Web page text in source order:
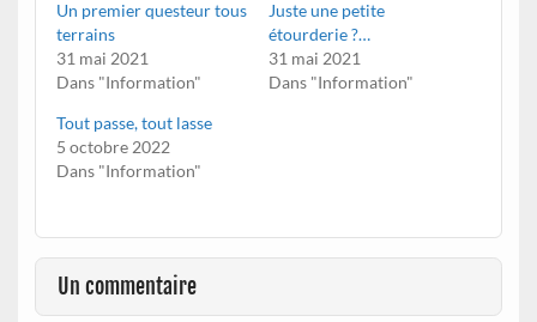
Un premier questeur tous
terrains
31 mai 2021
Dans "Information"
Juste une petite
étourderie ?…
31 mai 2021
Dans "Information"
Tout passe, tout lasse
5 octobre 2022
Dans "Information"
Un commentaire